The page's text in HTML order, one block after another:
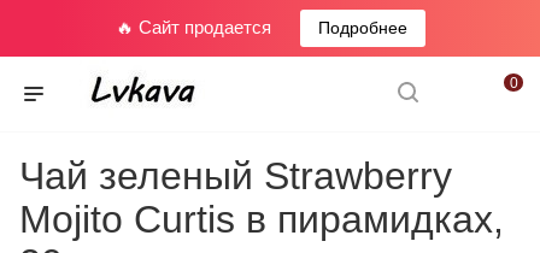
🔥 Сайт продается Подробнее
0
Чай зеленый Strawberry
Mojito Curtis в пирамидках,